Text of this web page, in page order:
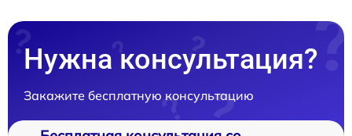
Нужна консультация?
Закажите бесплатную консультацию